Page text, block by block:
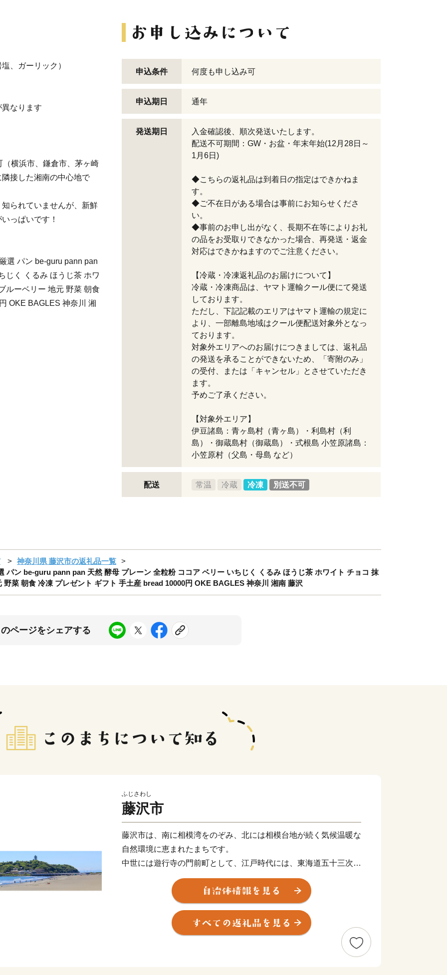
、ガーリック）
なります
横浜市、鎌倉市、茅ヶ崎
接した湘南の中心地で
られていませんが、新鮮
っぱいです！
選 パン be-guru pann pan
じく くるみ ほうじ茶 ホワ
ルーベリー 地元 野菜 朝食
OKE BAGLES 神奈川 湘
申込条件 何度も申し込み可
申込期日 通年
発送期日
入金確認後、順次発送いたします。
配送不可期間：GW・お盆・年末年始(12月28日～
1月6日)
◆こちらの返礼品は到着日の指定はできかねま
す。
◆ご不在日がある場合は事前にお知らせくださ
い。
◆事前のお申し出がなく、長期不在等によりお礼
の品をお受取りできなかった場合、再発送・返金
対応はできかねますのでご注意ください。
【冷蔵・冷凍返礼品のお届けについて】
冷蔵・冷凍商品は、ヤマト運輸クール便にて発送
しております。
ただし、下記記載のエリアはヤマト運輸の規定に
より、一部離島地域はクール便配送対象外となっ
ております。
対象外エリアへのお届けにつきましては、返礼品
の発送を承ることができないため、「寄附のみ」
の受付、または「キャンセル」とさせていただき
ます。
予めご了承ください。
【対象外エリア】
伊豆諸島：青ヶ島村（青ヶ島）・利島村（利
島）・御蔵島村（御蔵島）・式根島 小笠原諸島：
小笠原村（父島・母島 など）
配送 常温 冷蔵 冷凍 別送不可
神奈川県 藤沢市の返礼品一覧
パン be-guru pann pan 天然 酵母 プレーン 全粒粉 ココア ベリー いちじく くるみ ほうじ茶 ホワイト チョコ 抹
菜 朝食 冷凍 プレゼント ギフト 手土産 bread 10000円 OKE BAGLES 神奈川 湘南 藤沢
ページをシェアする
ふじさわし
藤沢市
藤沢市は、南に相模湾をのぞみ、北には相模台地が続く気候温暖な
自然環境に恵まれたまちです。
中世には遊行寺の門前町として、江戸時代には、東海道五十三次の
六番目の「藤沢宿」、江の島詣の足場としても賑わいを見せまし
マリンスポーツの舞台となる湘南の海、賑わうビーチ、史跡・名所
があふれる江の島、４つの大学、ショッピングモール、新鮮な魚介
や野菜・果物…、暮らすだけで、訪れるだけで「キュン」とするま
ちとして、これからも郷土愛あふれる元気なまちづくりを進めてい